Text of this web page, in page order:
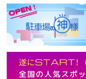
he
du
le